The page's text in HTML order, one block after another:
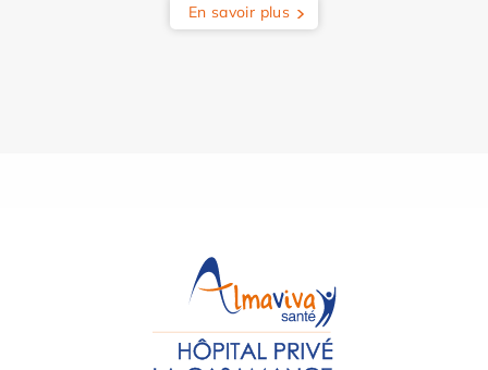
En savoir plus